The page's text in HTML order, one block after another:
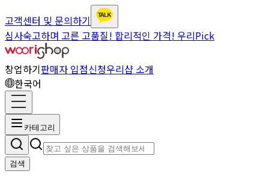
고객센터 및 문의하기
심사숙고하며 고른 고품질! 합리적인 가격! 우리Pick
창업하기판매자 입점신청우리샵 소개
한국어
카테고리
검색